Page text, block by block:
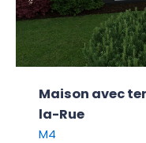
Maison avec
la-Rue
M4